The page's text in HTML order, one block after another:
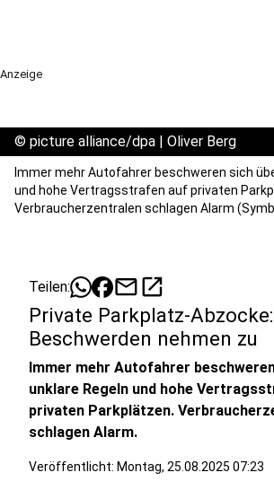
Anzeige
© picture alliance/dpa | Oliver Berg
Immer mehr Autofahrer beschweren sich
und hohe Vertragsstrafen auf privaten
Verbraucherzentralen schlagen Alarm
Teilen: mailopen_in_new
Private Parkplatz-Abzocke:
Beschwerden nehmen zu
Immer mehr Autofahrer
unklare Regeln und hohe
privaten Parkplätzen.
schlagen Alarm.
Veröffentlicht: Montag, 25.08.2025 07:23